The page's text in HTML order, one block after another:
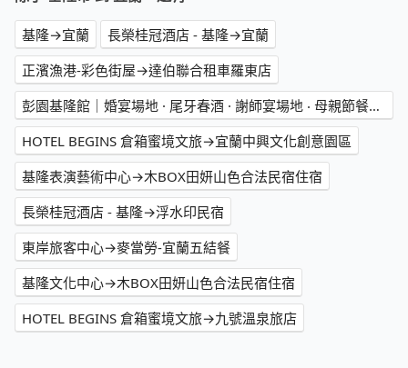
基隆→宜蘭
長榮桂冠酒店 - 基隆→宜蘭
正濱漁港-彩色街屋→達伯聯合租車羅東店
彭園基隆館｜婚宴場地 · 尾牙春酒 · 謝師宴場地 ‧ 母親節餐廳推薦→羅東轉運站
HOTEL BEGINS 倉箱蜜境文旅→宜蘭中興文化創意園區
基隆表演藝術中心→木BOX田妍山色合法民宿住宿
長榮桂冠酒店 - 基隆→浮水印民宿
東岸旅客中心→麥當勞-宜蘭五結餐
基隆文化中心→木BOX田妍山色合法民宿住宿
HOTEL BEGINS 倉箱蜜境文旅→九號溫泉旅店